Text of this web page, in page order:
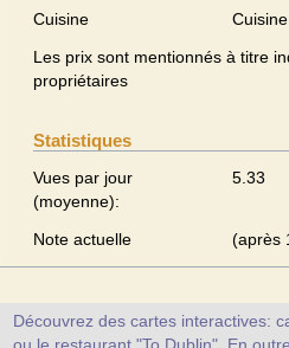
Cuisine
Les prix sont mentionnés à titre
propriétaires
Statistiques
Vues par jour
(moyenne):
5.33
Note actuelle (après
Découvrez des cartes interactives: